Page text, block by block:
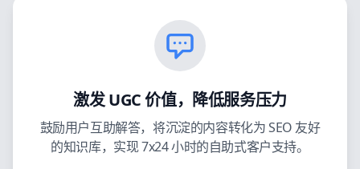
激发 UGC 价值，降低服务压力
鼓励用户互助解答，将沉淀的内容转化为 SEO 友好
的知识库，实现 7x24 小时的自助式客户支持。